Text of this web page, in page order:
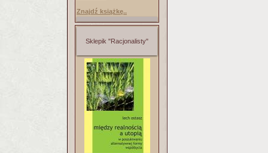
Znajdź książkę..
Sklepik "Racjonalisty"